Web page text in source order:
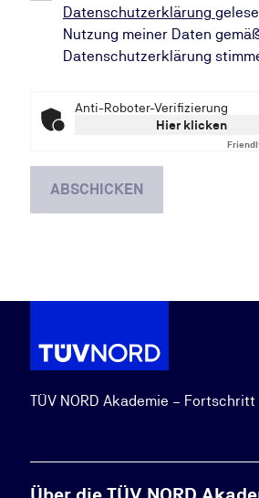
Datenschutzerklärung
Nutzung meiner Daten
Datenschutzerklärung
Anti-Roboter-Verifizierung
Hier klicken
ABSCHICKEN
TÜV NORD Akademie –